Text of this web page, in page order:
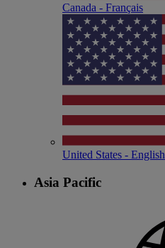
Canada - Français
United States - English
Asia Pacific